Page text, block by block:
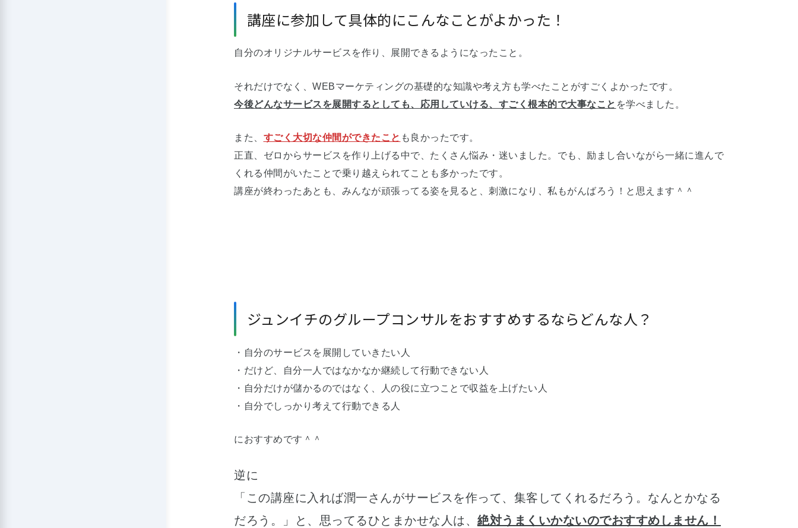
講座に参加して具体的にこんなことがよかった！
自分のオリジナルサービスを作り、展開できるようになったこと。
それだけでなく、WEBマーケティングの基礎的な知識や考え方も学べたことがすごくよかったです。
今後どんなサービスを展開するとしても、応用していける、すごく根本的で大事なこと を学べました。
また、 すごく大切な仲間ができたこと も良かったです。
正直、ゼロからサービスを作り上げる中で、たくさん悩み・迷いました。でも、励まし合いながら一緒に進んで
くれる仲間がいたことで乗り越えられてことも多かったです。
講座が終わったあとも、みんなが頑張ってる姿を見ると、刺激になり、私もがんばろう！と思えます＾＾
ジュンイチのグループコンサルをおすすめするならどんな人？
・自分のサービスを展開していきたい人
・だけど、自分一人ではなかなか継続して行動できない人
・自分だけが儲かるのではなく、人の役に立つことで収益を上げたい人
・自分でしっかり考えて行動できる人
におすすめです＾＾
逆に
「この講座に入れば潤一さんがサービスを作って、集客してくれるだろう。なんとかなる
だろう。」と、思ってるひとまかせな人は、 絶対うまくいかないのでおすすめしません！